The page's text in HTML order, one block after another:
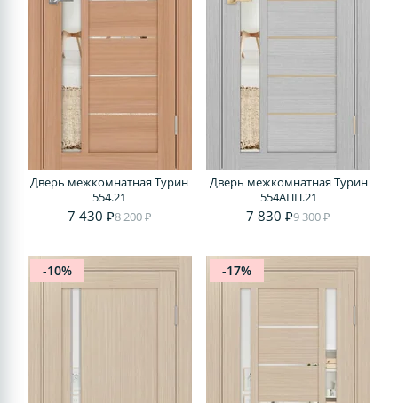
Дверь межкомнатная Турин
554.21
7 430 ₽8 200 ₽
Дверь межкомнатная Турин
554АПП.21
7 830 ₽9 300 ₽
-10% -17%